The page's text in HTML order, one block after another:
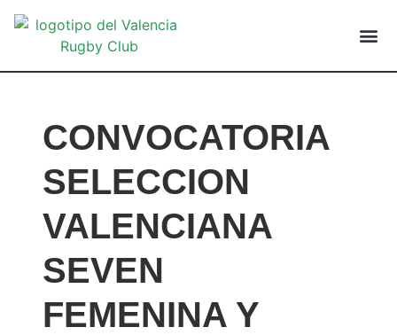
CONVOCATORIA
SELECCION
VALENCIANA
SEVEN
FEMENINA Y